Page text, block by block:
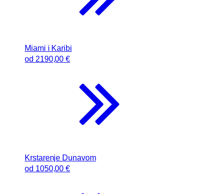
Miami i Karibi
od 2190,00 €
Krstarenje Dunavom
od 1050,00 €